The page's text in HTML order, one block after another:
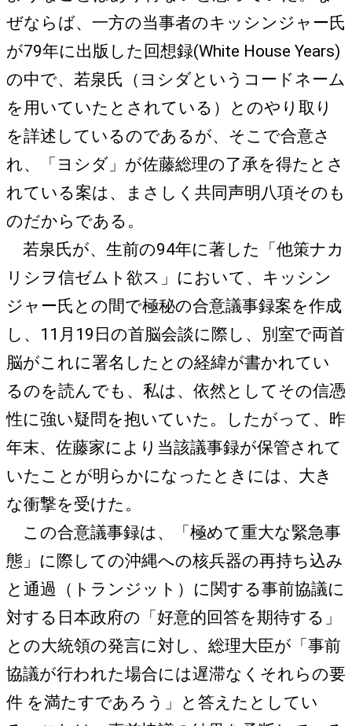
ぜならば、一方の当事者のキッシンジャー氏
が79年に出版した回想録(White House Years)
の中で、若泉氏（ヨシダというコードネーム
を用いていたとされている）とのやり取り
を詳述しているのであるが、そこで合意さ
れ、「ヨシダ」が佐藤総理の了承を得たとさ
れている案は、まさしく共同声明八項そのも
のだからである。
若泉氏が、生前の94年に著した「他策ナカ
リシヲ信ゼムト欲ス」において、キッシン
ジャー氏との間で極秘の合意議事録案を作成
し、11月19日の首脳会談に際し、別室で両首
脳がこれに署名したとの経緯が書かれてい
るのを読んでも、私は、依然としてその信憑
性に強い疑問を抱いていた。したがって、昨
年末、佐藤家により当該議事録が保管されて
いたことが明らかになったときには、大き
な衝撃を受けた。
この合意議事録は、「極めて重大な緊急事
態」に際しての沖縄への核兵器の再持ち込み
と通過（トランジット）に関する事前協議に
対する日本政府の「好意的回答を期待する」
との大統領の発言に対し、総理大臣が「事前
協議が行われた場合には遅滞なくそれらの要
件 を満たすであろう」と答えたとしてい